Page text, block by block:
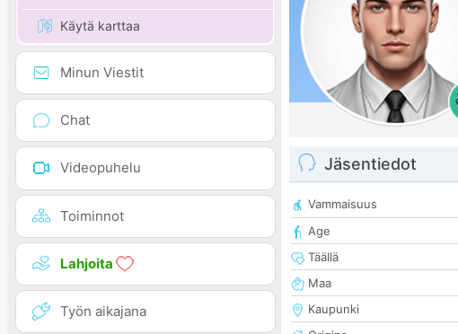
Käytä karttaa
Minun Viestit
Chat
Videopuhelu
Toiminnot
Lahjoita
Työn aikajana
Jäsentiedot
Vammaisuus
Age
Täällä
Maa
Kaupunki